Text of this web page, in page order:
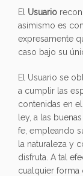
El Usuario
asimismo es
expresamente
caso bajo su
El Usuario se
a cumplir las
contenidas en
ley, a las
fe, empleando
la naturaleza y
disfruta. A tal
cualquier forma